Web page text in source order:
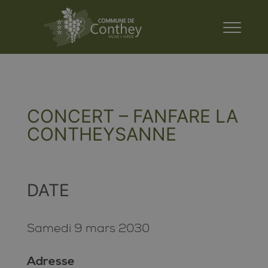
CONCERT – FANFARE LA
CONTHEYSANNE
DATE
Samedi 9 mars 2030
Adresse